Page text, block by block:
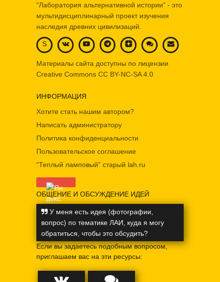
"Лаборатория альтернативной истории" - это
мультидисциплинарный проект изучения
наследия древних цивилизаций.
S
Материалы сайта доступны по лицензии
Creative Commons CC BY-NC-SA 4.0
ИНФОРМАЦИЯ
Хотите стать нашим автором?
Написать администратору
Политика конфиденциальности
Пользовательское соглашение
“Теплый ламповый” старый lah.ru
ОБЩЕНИЕ И ОБСУЖДЕНИЕ ИДЕЙ
У меня есть идея (фотографии,
вопрос) по тематике ЛАИ, куда я могу
обратиться, чтобы это обсудить?
Если вы задаетесь подобным вопросом,
приглашаем вас на эти ресурсы: